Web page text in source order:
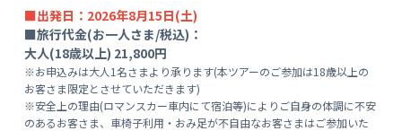
■出発日：2026年8月15日(土)
■旅行代金(お一人さま/税込)：
大人(18歳以上) 21,800円
※お申込みは大人1名さまより承ります(本ツアーのご参加は18歳以上の
お客さま限定とさせていただきます)
※安全上の理由(ロマンスカー車内にて宿泊等)によりご自身の体調に不安
のあるお客さま、車椅子利用・おみ足が不自由なお客さまはご参加いた